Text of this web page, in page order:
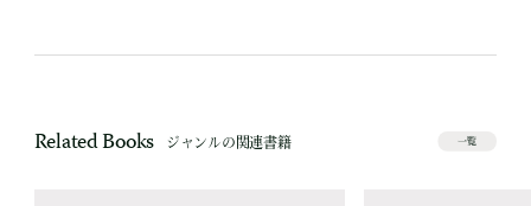
Related Books ジャンルの関連書籍 一覧